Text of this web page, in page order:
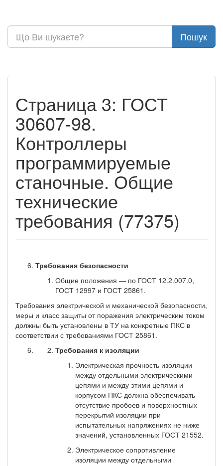
Страница 3: ГОСТ
30607-98.
Контроллеры
программируемые
станочные. Общие
технические
требования (77375)
Требования безопасности
Общие положения — по ГОСТ 12.2.007.0,
ГОСТ 12997 и ГОСТ 25861.
Требования электрической и механической безопасности,
меры и класс защиты от поражения электрическим током
должны быть установлены в ТУ на конкретные ПКС в
соответствии с требованиями ГОСТ 25861.
Требования к изоляции
Электрическая прочность изоляции
между отдельными электрическими
цепями и между этими цепями и
корпусом ПКС должна обеспечивать
отсутствие пробоев и поверхностных
перекрытий изоляции при
испытательных напряжениях не ниже
значений, установленных ГОСТ 21552.
Электрическое сопротивление
изоляции между отдельными